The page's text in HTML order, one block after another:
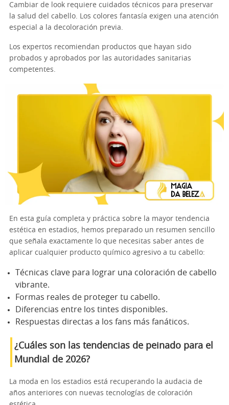
Cambiar de look requiere cuidados técnicos para preservar
la salud del cabello. Los colores fantasía exigen una atención
especial a la decoloración previa.
Los expertos recomiendan productos que hayan sido
probados y aprobados por las autoridades sanitarias
competentes.
En esta guía completa y práctica sobre la mayor tendencia
estética en estadios, hemos preparado un resumen sencillo
que señala exactamente lo que necesitas saber antes de
aplicar cualquier producto químico agresivo a tu cabello:
Técnicas clave para lograr una coloración de cabello
vibrante.
Formas reales de proteger tu cabello.
Diferencias entre los tintes disponibles.
Respuestas directas a los fans más fanáticos.
¿Cuáles son las tendencias de peinado para el
Mundial de 2026?
La moda en los estadios está recuperando la audacia de
años anteriores con nuevas tecnologías de coloración